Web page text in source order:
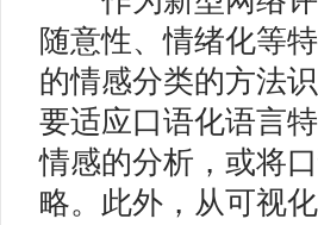
随意性、情绪化等
的情感分类的方法
要适应口语化语言
情感的分析，或将
略。此外，从可视